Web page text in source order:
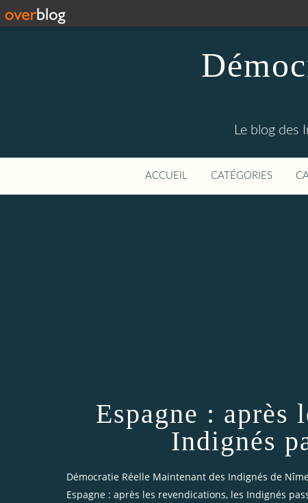
Le blog des
ACCUEIL CATÉGORIES
Espagne : après
Indignés
Démocratie Réelle Maintenant des Indignés de
Espagne : après les revendications, les Indignés